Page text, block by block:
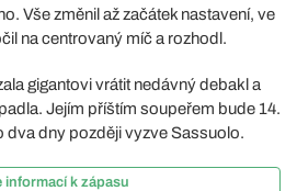
Vše změnil až začátek nastavení, ve
na centrovaný míč a rozhodl.
gigantovi vrátit nedávný debakl a
Jejím příštím soupeřem bude 14.
dva dny později vyzve Sassuolo.
informací k zápasu